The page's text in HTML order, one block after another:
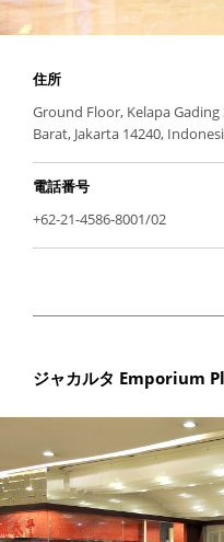
住所
Ground Floor, Kelapa Gading
Barat, Jakarta 14240,
電話番号
+62-21-4586-8001/02
ジャカルタ Emporium